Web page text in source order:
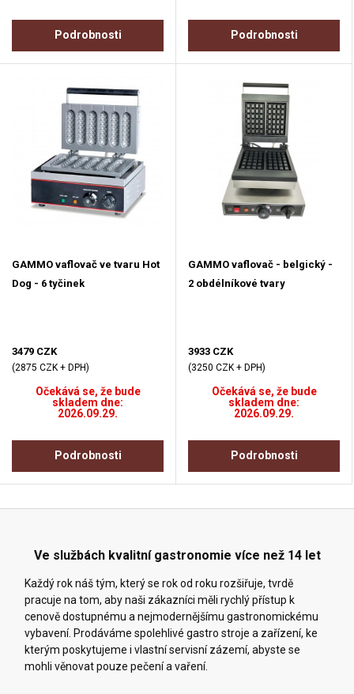
Podrobnosti Podrobnosti
GAMMO vaflovač ve tvaru Hot
Dog - 6 tyčinek
3479 CZK
(2875 CZK + DPH)
Očekává se, že bude
skladem dne:
2026.09.29.
Podrobnosti
GAMMO vaflovač - belgický -
2 obdélníkové tvary
3933 CZK
(3250 CZK + DPH)
Očekává se, že bude
skladem dne:
2026.09.29.
Podrobnosti
Ve službách kvalitní gastronomie více než 14 let
Každý rok náš tým, který se rok od roku rozšiřuje, tvrdě
pracuje na tom, aby naši zákazníci měli rychlý přístup k
cenově dostupnému a nejmodernějšímu gastronomickému
vybavení. Prodáváme spolehlivé gastro stroje a zařízení, ke
kterým poskytujeme i vlastní servisní zázemí, abyste se
mohli věnovat pouze pečení a vaření.